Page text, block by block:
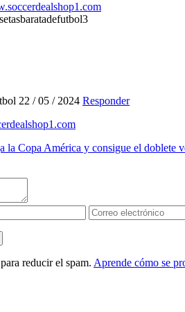
22 / 05 / 2024 Responder
la Copa América y consigue el
reducir el spam. Aprende cómo se